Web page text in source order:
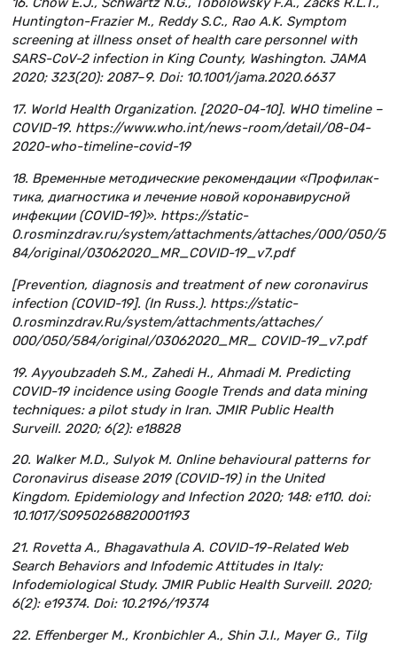
Huntington-Frazier M., Reddy S.C., Rao A.K. Symptom
screening at illness onset of health care personnel with
SARS-CoV-2 infection in King County, Washington. JAMA
2020; 323(20): 2087–9. Doi: 10.1001/jama.2020.6637
17. World Health Organization. [2020-04-10]. WHO timeline –
COVID-19. https://www.who.int/news-room/detail/08-04-
2020-who-timeline-covid-19
18. Временные методические рекомендации «Профилак­
тика, диагностика и лечение новой коронавирусной
инфекции (COVID-19)». https://static-
0.rosminzdrav.ru/system/attachments/attaches/000/050/5
84/original/03062020_МR_COVID-19_v7.pdf
[Prevention, diagnosis and treatment of new coronavirus
infection (COVID-19]. (In Russ.). https://static-
0.rosminzdrav.Ru/system/attachments/attaches/
000/050/584/original/03062020_МR_ COVID-19_v7.pdf
19. Ayyoubzadeh S.M., Zahedi H., Ahmadi M. Predicting
COVID-19 incidence using Google Trends and data mining
techniques: a pilot study in Iran. JMIR Public Health
Surveill. 2020; 6(2): e18828
20. Walker M.D., Sulyok M. Online behavioural patterns for
Coronavirus disease 2019 (COVID-19) in the United
Kingdom. Epidemiology and Infection 2020; 148: e110. doi:
10.1017/S0950268820001193
21. Rovetta A., Bhagavathula A. COVID-19-Related Web
Search Behaviors and Infodemic Attitudes in Italy:
Infodemiological Study. JMIR Public Health Surveill. 2020;
6(2): e19374. Doi: 10.2196/19374
22. Effenberger M., Kronbichler A., Shin J.I., Mayer G., Tilg